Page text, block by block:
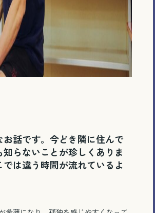
話です。今どき隣に住んで
知らないことが珍しくありま
では違う時間が流れているよ